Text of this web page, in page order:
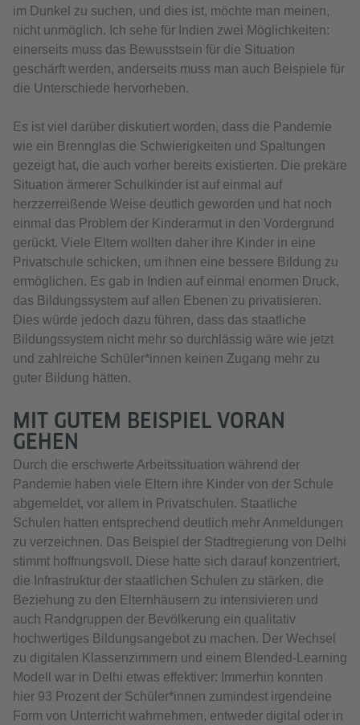
im Dunkel zu suchen, und dies ist, möchte man meinen,
nicht unmöglich. Ich sehe für Indien zwei Möglichkeiten:
einerseits muss das Bewusstsein für die Situation
geschärft werden, anderseits muss man auch Beispiele für
die Unterschiede hervorheben.
Es ist viel darüber diskutiert worden, dass die Pandemie
wie ein Brennglas die Schwierigkeiten und Spaltungen
gezeigt hat, die auch vorher bereits existierten. Die prekäre
Situation ärmerer Schulkinder ist auf einmal auf
herzzerreißende Weise deutlich geworden und hat noch
einmal das Problem der Kinderarmut in den Vordergrund
gerückt. Viele Eltern wollten daher ihre Kinder in eine
Privatschule schicken, um ihnen eine bessere Bildung zu
ermöglichen. Es gab in Indien auf einmal enormen Druck,
das Bildungssystem auf allen Ebenen zu privatisieren.
Dies würde jedoch dazu führen, dass das staatliche
Bildungssystem nicht mehr so durchlässig wäre wie jetzt
und zahlreiche Schüler*innen keinen Zugang mehr zu
guter Bildung hätten.
MIT GUTEM BEISPIEL VORAN
GEHEN
Durch die erschwerte Arbeitssituation während der
Pandemie haben viele Eltern ihre Kinder von der Schule
abgemeldet, vor allem in Privatschulen. Staatliche
Schulen hatten entsprechend deutlich mehr Anmeldungen
zu verzeichnen. Das Beispiel der Stadtregierung von Delhi
stimmt hoffnungsvoll. Diese hatte sich darauf konzentriert,
die Infrastruktur der staatlichen Schulen zu stärken, die
Beziehung zu den Elternhäusern zu intensivieren und
auch Randgruppen der Bevölkerung ein qualitativ
hochwertiges Bildungsangebot zu machen. Der Wechsel
zu digitalen Klassenzimmern und einem Blended-Learning
Modell war in Delhi etwas effektiver: Immerhin konnten
hier 93 Prozent der Schüler*innen zumindest irgendeine
Form von Unterricht wahrnehmen, entweder digital oder in